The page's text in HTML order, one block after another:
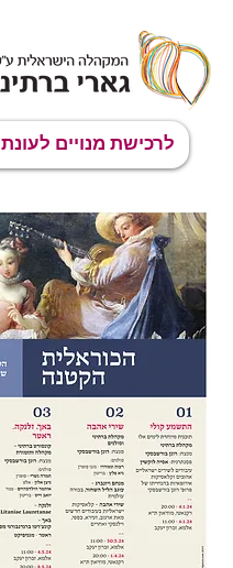
לרכישת מנויים לעונת 26/27